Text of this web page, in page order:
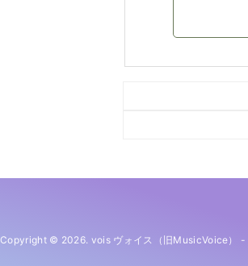
Copyright © 2026. vois ヴォイス（旧MusicVoice） -